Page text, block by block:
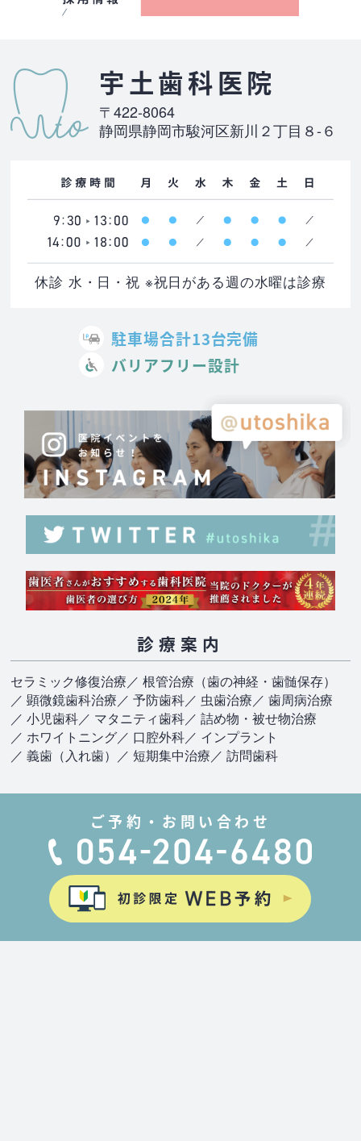
宇土歯科医院
〒422-8064
静岡県静岡市駿河区新川２丁目８-６
休診 水・日・祝 ※祝日がある週の水曜は診療
駐車場合計13台完備
バリアフリー設計
診療案内
セラミック修復治療／ 根管治療（歯の神経・歯髄保存）
／ 顕微鏡歯科治療／ 予防歯科／ 虫歯治療／ 歯周病治療
／ 小児歯科／ マタニティ歯科／ 詰め物・被せ物治療
／ ホワイトニング／ 口腔外科／ インプラント
／ 義歯（入れ歯） ／ 短期集中治療／ 訪問歯科
ご予約・お問い合わせ